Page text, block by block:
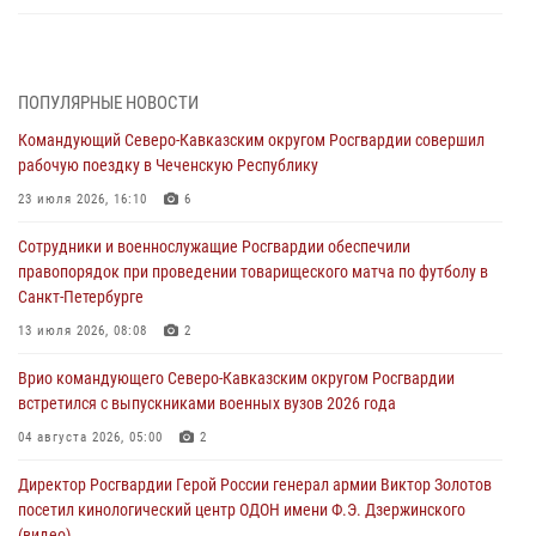
06 августа 2026, 12:35 1
Росгвардейцы провели выставку вооружения для участников сбора
«Гвардеец» в Пензе (видео)
06 августа 2026, 12:00
В Курске росгвардейцы приняли участие в митинге, посвященном
второй годовщине вторжения ВСУ на территорию области
06 августа 2026, 11:56
угрожавшего подростку травматическим пистолетом
06 августа 2026, 11:33
крупная нарколаборатория
ПОПУЛЯРНЫЕ НОВОСТИ
Командующий Северо-Кавказским округом Росгвардии совершил
рабочую поездку в Чеченскую Республику
23 июля 2026, 16:10 6
Сотрудники и военнослужащие Росгвардии обеспечили
правопорядок при проведении товарищеского матча по футболу в
Санкт-Петербурге
13 июля 2026, 08:08 2
Врио командующего Северо-Кавказским округом Росгвардии
встретился с выпускниками военных вузов 2026 года
04 августа 2026, 05:00 2
Директор Росгвардии Герой России генерал армии Виктор Золотов
посетил кинологический центр ОДОН имени Ф.Э. Дзержинского